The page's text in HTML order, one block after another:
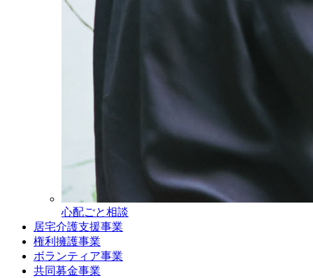
心配ごと相談
居宅介護支援事業
権利擁護事業
ボランティア事業
共同募金事業